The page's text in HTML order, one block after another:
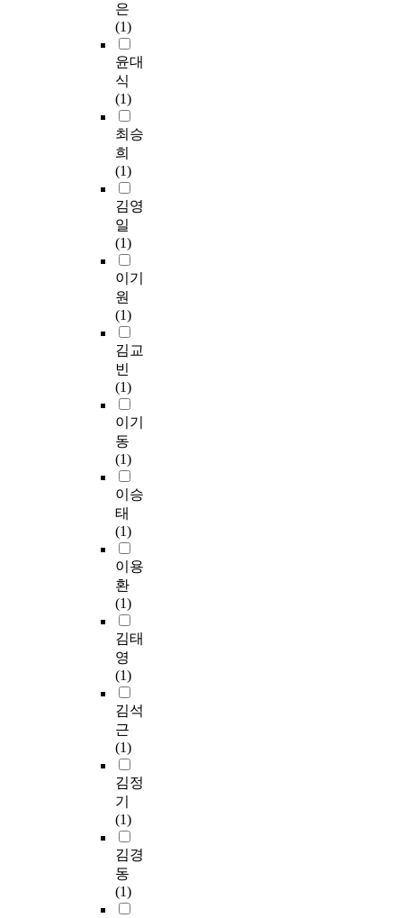
은
(1)
윤대
식
(1)
최승
희
(1)
김영
일
(1)
이기
원
(1)
김교
빈
(1)
이기
동
(1)
이승
태
(1)
이용
환
(1)
김태
영
(1)
김석
근
(1)
김정
기
(1)
김경
동
(1)